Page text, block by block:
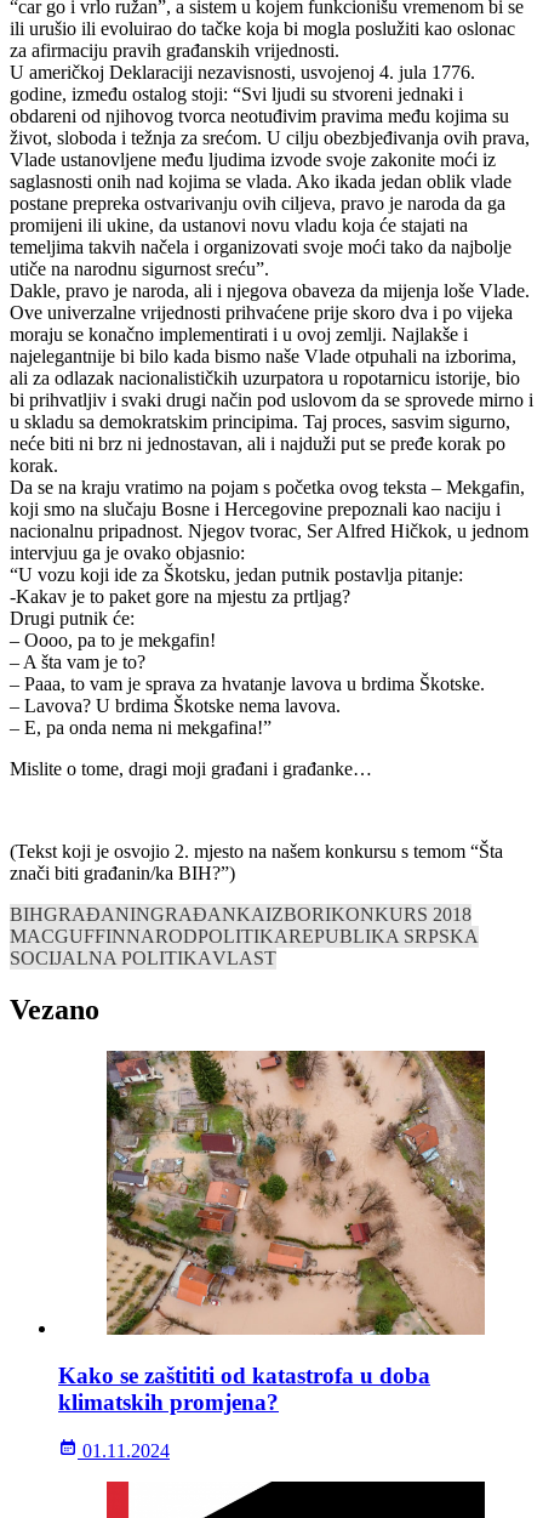
“car go i vrlo ružan”, a sistem u kojem funkcionišu vremenom bi se
ili urušio ili evoluirao do tačke koja bi mogla poslužiti kao oslonac
za afirmaciju pravih građanskih vrijednosti.
U američkoj Deklaraciji nezavisnosti, usvojenoj 4. jula 1776.
godine, između ostalog stoji: “Svi ljudi su stvoreni jednaki i
obdareni od njihovog tvorca neotuđivim pravima među kojima su
život, sloboda i težnja za srećom. U cilju obezbjeđivanja ovih prava,
Vlade ustanovljene među ljudima izvode svoje zakonite moći iz
saglasnosti onih nad kojima se vlada. Ako ikada jedan oblik vlade
postane prepreka ostvarivanju ovih ciljeva, pravo je naroda da ga
promijeni ili ukine, da ustanovi novu vladu koja će stajati na
temeljima takvih načela i organizovati svoje moći tako da najbolje
utiče na narodnu sigurnost sreću”.
Dakle, pravo je naroda, ali i njegova obaveza da mijenja loše Vlade.
Ove univerzalne vrijednosti prihvaćene prije skoro dva i po vijeka
moraju se konačno implementirati i u ovoj zemlji. Najlakše i
najelegantnije bi bilo kada bismo naše Vlade otpuhali na izborima,
ali za odlazak nacionalističkih uzurpatora u ropotarnicu istorije, bio
bi prihvatljiv i svaki drugi način pod uslovom da se sprovede mirno i
u skladu sa demokratskim principima. Taj proces, sasvim sigurno,
neće biti ni brz ni jednostavan, ali i najduži put se pređe korak po
korak.
Da se na kraju vratimo na pojam s početka ovog teksta – Mekgafin,
koji smo na slučaju Bosne i Hercegovine prepoznali kao naciju i
nacionalnu pripadnost. Njegov tvorac, Ser Alfred Hičkok, u jednom
intervjuu ga je ovako objasnio:
“U vozu koji ide za Škotsku, jedan putnik postavlja pitanje:
-Kakav je to paket gore na mjestu za prtljag?
Drugi putnik će:
– Oooo, pa to je mekgafin!
– A šta vam je to?
– Paaa, to vam je sprava za hvatanje lavova u brdima Škotske.
– Lavova? U brdima Škotske nema lavova.
– E, pa onda nema ni mekgafina!”
Mislite o tome, dragi moji građani i građanke…
(Tekst koji je osvojio 2. mjesto na našem konkursu s temom “Šta
znači biti građanin/ka BIH?”)
BIHGRAĐANINGRAĐANKAIZBORIKONKURS 2018
MACGUFFINNARODPOLITIKAREPUBLIKA SRPSKA
SOCIJALNA POLITIKAVLAST
Vezano
Kako se zaštititi od katastrofa u doba
klimatskih promjena?
01.11.2024